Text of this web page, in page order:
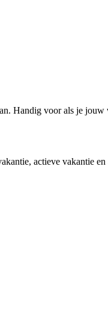
Handig voor als je
actieve vakantie